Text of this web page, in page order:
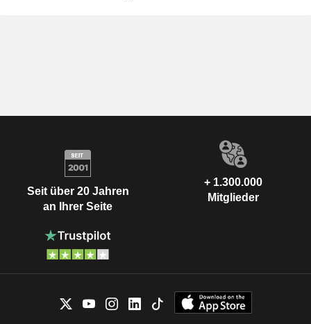
Seit über 20 Jahren
an Ihrer Seite
+ 1.300.000
Mitglieder